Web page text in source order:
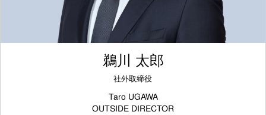
鵜川 太郎
社外取締役
Taro UGAWA
OUTSIDE DIRECTOR